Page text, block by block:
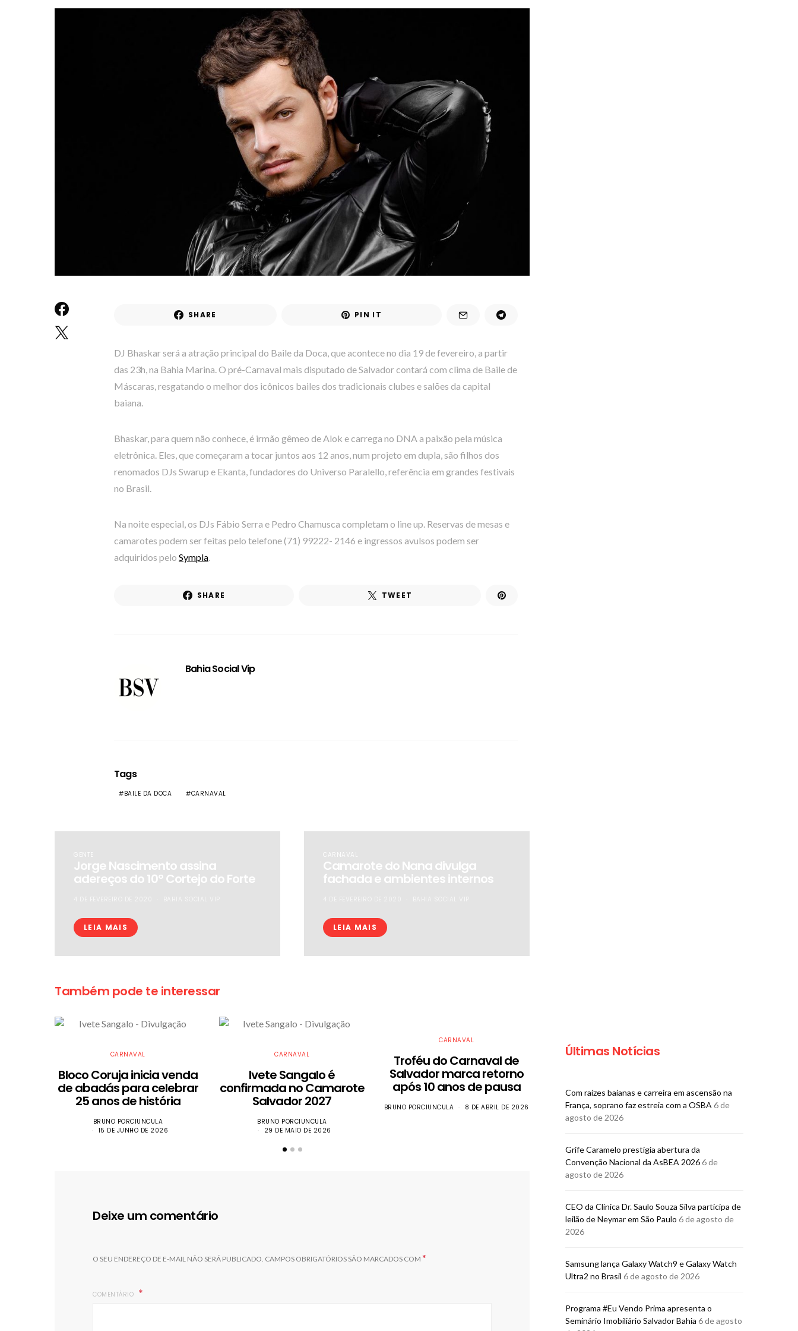
SHARE PIN IT
DJ Bhaskar será a atração principal do Baile da Doca, que acontece no dia 19 de fevereiro, a partir
das 23h, na Bahia Marina. O pré-Carnaval mais disputado de Salvador contará com clima de Baile de
Máscaras, resgatando o melhor dos icônicos bailes dos tradicionais clubes e salões da capital
baiana.
Bhaskar, para quem não conhece, é irmão gêmeo de Alok e carrega no DNA a paixão pela música
eletrônica. Eles, que começaram a tocar juntos aos 12 anos, num projeto em dupla, são filhos dos
renomados DJs Swarup e Ekanta, fundadores do Universo Paralello, referência em grandes festivais
no Brasil.
Na noite especial, os DJs Fábio Serra e Pedro Chamusca completam o line up. Reservas de mesas e
camarotes podem ser feitas pelo telefone (71) 99222- 2146 e ingressos avulsos podem ser
adquiridos pelo Sympla.
SHARE TWEET
Bahia Social Vip
Tags
BAILE DA DOCA CARNAVAL
GENTE
Jorge Nascimento assina
adereços do 10º Cortejo do Forte
LEIA MAIS
CARNAVAL
Camarote do Nana divulga
fachada e ambientes internos
LEIA MAIS
Também pode te interessar
CARNAVAL
Bloco Coruja inicia venda
de abadás para celebrar
25 anos de história
BRUNO PORCIUNCULA
15 DE JUNHO DE 2026
CARNAVAL
Ivete Sangalo é
confirmada no Camarote
Salvador 2027
BRUNO PORCIUNCULA
29 DE MAIO DE 2026
CARNAVAL
Troféu do Carnaval de
Salvador marca retorno
após 10 anos de pausa
BRUNO PORCIUNCULA 8 DE ABRIL DE 2026
Bloco Me Abraça abre
vendas para o Carnaval
26 DE FEVEREIRO DE 2026
Bloco EVA
para o
Deixe um comentário
O SEU ENDEREÇO DE E-MAIL NÃO SERÁ PUBLICADO. CAMPOS OBRIGATÓRIOS SÃO MARCADOS COM *
COMENTÁRIO
Últimas Notícias
Com raízes baianas e carreira em ascensão na
França, soprano faz estreia com a OSBA 6 de
agosto de 2026
Grife Caramelo prestigia abertura da
Convenção Nacional da AsBEA 20266 de
agosto de 2026
CEO da Clínica Dr. Saulo Souza Silva participa de
leilão de Neymar em São Paulo 6 de agosto de
2026
Samsung lança Galaxy Watch9 e Galaxy Watch
Ultra2 no Brasil 6 de agosto de 2026
Programa #Eu Vendo Prima apresenta o
Seminário Imobiliário Salvador Bahia 6 de agosto